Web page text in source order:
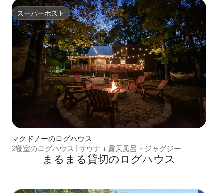
スーパーホスト
スーパーホスト
マクドノーのログハウス
2寝室のログハウス | サウナ + 露天風呂・ジャグジー
まるまる貸切のログハウス